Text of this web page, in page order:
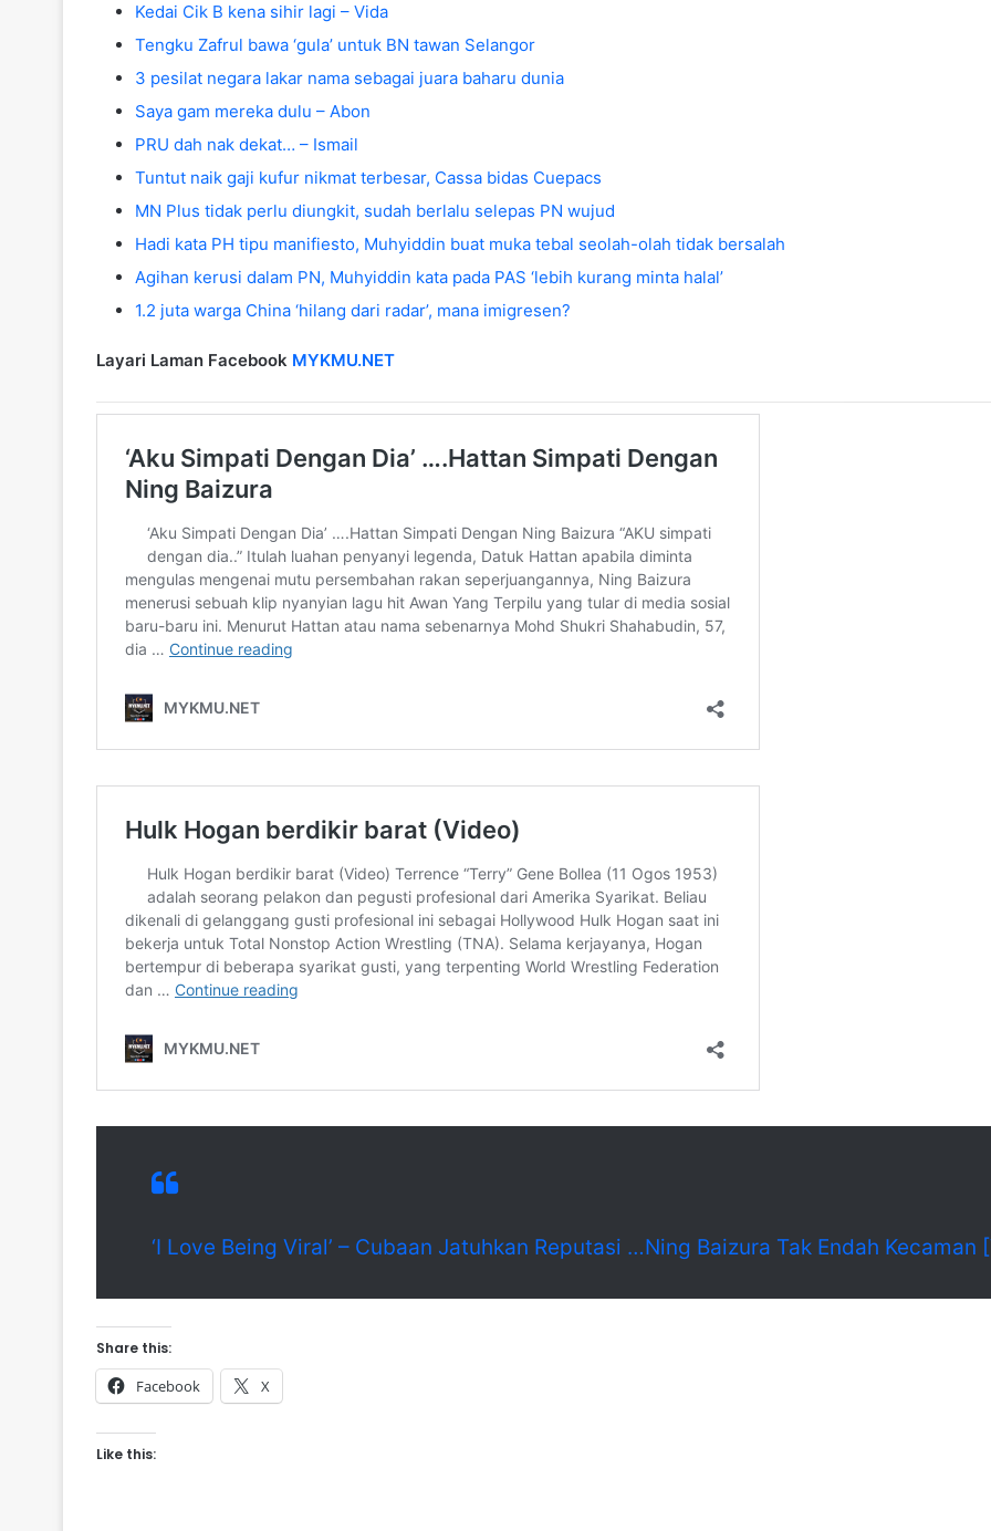
Kedai Cik B kena sihir lagi – Vida
Tengku Zafrul bawa ‘gula’ untuk BN tawan Selangor
3 pesilat negara lakar nama sebagai juara baharu dunia
Saya gam mereka dulu – Abon
PRU dah nak dekat… – Ismail
Tuntut naik gaji kufur nikmat terbesar, Cassa bidas Cuepacs
MN Plus tidak perlu diungkit, sudah berlalu selepas PN wujud
Hadi kata PH tipu manifiesto, Muhyiddin buat muka tebal seolah-olah tidak bersalah
Agihan kerusi dalam PN, Muhyiddin kata pada PAS ‘lebih kurang minta halal’
1.2 juta warga China ‘hilang dari radar’, mana imigresen?
Layari Laman Facebook MYKMU.NET
‘I Love Being Viral’ – Cubaan Jatuhkan Reputasi …Ning Baizura Tak Endah Kecaman
Share this:
Facebook X
Like this: